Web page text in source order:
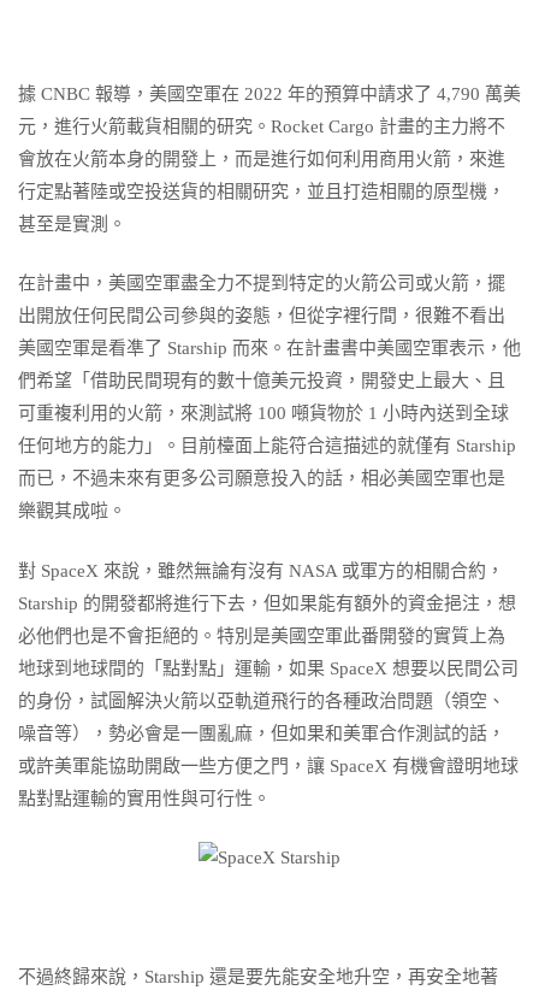
據 CNBC 報導，美國空軍在 2022 年的預算中請求了 4,790 萬美
元，進行火箭載貨相關的研究。Rocket Cargo 計畫的主力將不
會放在火箭本身的開發上，而是進行如何利用商用火箭，來進
行定點著陸或空投送貨的相關研究，並且打造相關的原型機，
甚至是實測。
在計畫中，美國空軍盡全力不提到特定的火箭公司或火箭，擺
出開放任何民間公司參與的姿態，但從字裡行間，很難不看出
美國空軍是看凖了 Starship 而來。在計畫書中美國空軍表示，他
們希望「借助民間現有的數十億美元投資，開發史上最大、且
可重複利用的火箭，來測試將 100 噸貨物於 1 小時內送到全球
任何地方的能力」。目前檯面上能符合這描述的就僅有 Starship
而已，不過未來有更多公司願意投入的話，相必美國空軍也是
樂觀其成啦。
對 SpaceX 來說，雖然無論有沒有 NASA 或軍方的相關合約，
Starship 的開發都將進行下去，但如果能有額外的資金挹注，想
必他們也是不會拒絕的。特別是美國空軍此番開發的實質上為
地球到地球間的「點對點」運輸，如果 SpaceX 想要以民間公司
的身份，試圖解決火箭以亞軌道飛行的各種政治問題（領空、
噪音等），勢必會是一團亂麻，但如果和美軍合作測試的話，
或許美軍能協助開啟一些方便之門，讓 SpaceX 有機會證明地球
點對點運輸的實用性與可行性。
不過終歸來說，Starship 還是要先能安全地升空，再安全地著